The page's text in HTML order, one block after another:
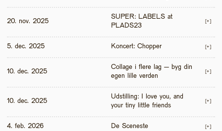
20. nov. 2025
SUPER: LABELS at
PLADS23
[+]
5. dec. 2025 Koncert: Chopper [+]
10. dec. 2025
Collage i flere lag – byg din
egen lille verden
[+]
10. dec. 2025
Udstilling: I love you, and
your tiny little friends
[+]
4. feb. 2026 De Sceneste [+]